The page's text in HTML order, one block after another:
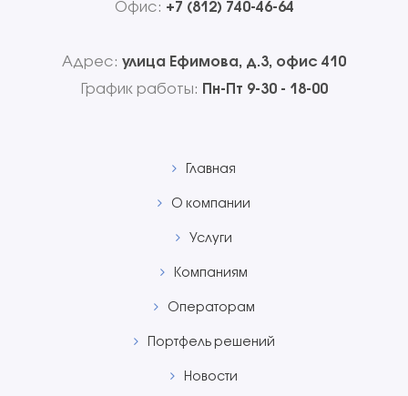
Офис: +7 (812) 740-46-64
Адрес: улица Ефимова, д.3, офис 410
График работы:
Пн-Пт 9-30 - 18-00
Главная
О компании
Услуги
Компаниям
Операторам
Портфель решений
Новости